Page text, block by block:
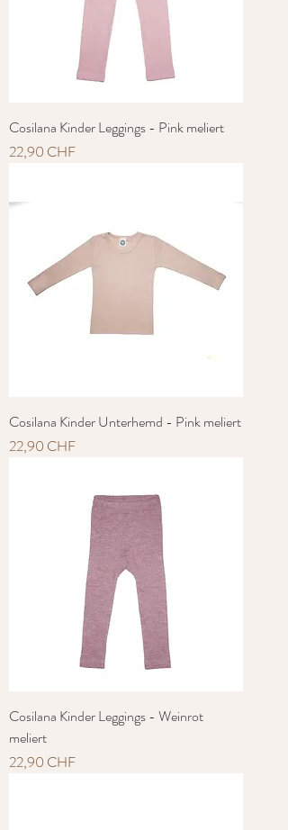
Cosilana Kinder Leggings - Pink meliert
Preis
22,90 CHF
Cosilana Kinder Unterhemd - Pink meliert
Preis
22,90 CHF
Cosilana Kinder Leggings - Weinrot
meliert
Preis
22,90 CHF